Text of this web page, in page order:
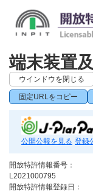
端末装置
ウインドウを閉じる
固定URLをコピー
公開公報を見る 登録
開放特許情報番号：
L2021000795
開放特許情報登録日：